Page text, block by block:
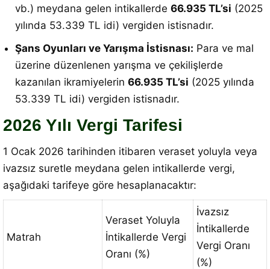
vb.) meydana gelen intikallerde 66.935 TL’si (2025
yılında 53.339 TL idi) vergiden istisnadır.
Şans Oyunları ve Yarışma İstisnası: Para ve mal
üzerine düzenlenen yarışma ve çekilişlerde
kazanılan ikramiyelerin 66.935 TL’si (2025 yılında
53.339 TL idi) vergiden istisnadır.
2026 Yılı Vergi Tarifesi
1 Ocak 2026 tarihinden itibaren veraset yoluyla veya
ivazsız suretle meydana gelen intikallerde vergi,
aşağıdaki tarifeye göre hesaplanacaktır:
Matrah
Veraset Yoluyla
İntikallerde Vergi
Oranı (%)
İvazsız
İntikallerde
Vergi Oranı
(%)